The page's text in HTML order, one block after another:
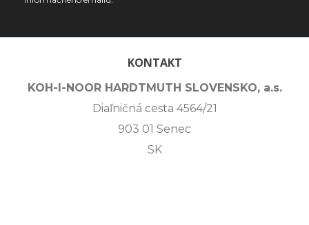
KONTAKT
KOH-I-NOOR HARDTMUTH SLOVENSKO, a.s.
Diaľničná cesta 4564/21
903 01 Senec
SK